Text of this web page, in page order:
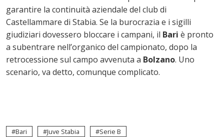
garantire la continuità aziendale del club di
Castellammare di Stabia. Se la burocrazia e i sigilli
giudiziari dovessero bloccare i campani, il Bari è pronto
a subentrare nell’organico del campionato, dopo la
retrocessione sul campo avvenuta a Bolzano. Uno
scenario, va detto, comunque complicato.
Bari Juve Stabia Serie B